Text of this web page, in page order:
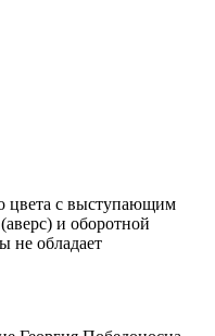
цвета с выступающим
и оборотной
не обладает